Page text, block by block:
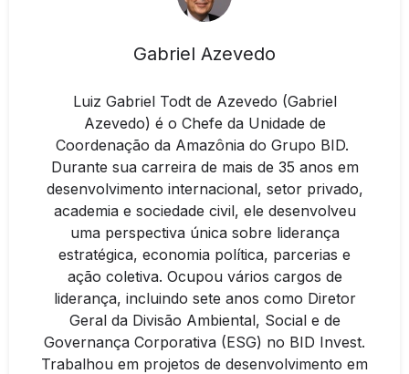
Gabriel Azevedo
Luiz Gabriel Todt de Azevedo (Gabriel
Azevedo) é o Chefe da Unidade de
Coordenação da Amazônia do Grupo BID.
Durante sua carreira de mais de 35 anos em
desenvolvimento internacional, setor privado,
academia e sociedade civil, ele desenvolveu
uma perspectiva única sobre liderança
estratégica, economia política, parcerias e
ação coletiva. Ocupou vários cargos de
liderança, incluindo sete anos como Diretor
Geral da Divisão Ambiental, Social e de
Governança Corporativa (ESG) no BID Invest.
Trabalhou em projetos de desenvolvimento em